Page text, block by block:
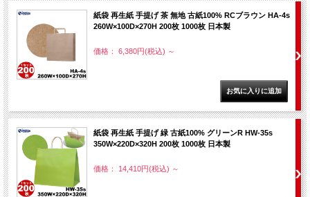
紙袋 再生紙 手提げ 茶 無地 古紙100% RCブラウン HA-4s
260W×100D×270H 200枚 1000枚 日本製
価格： 6,380円(税込) ～
紙袋 再生紙 手提げ 緑 古紙100% グリーンR HW-35s
350W×220D×320H 200枚 1000枚 日本製
価格： 14,410円(税込) ～